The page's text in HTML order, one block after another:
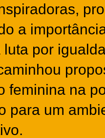
a
por
feminina na
para um